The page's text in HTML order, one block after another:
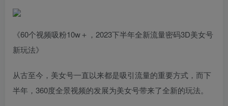
《60个视频吸粉10w＋，2023下半年全新流量密码3D美女号
新玩法》
从古至今，美女号一直以来都是吸引流量的重要方式，而下
半年，360度全景视频的发展为美女号带来了全新的玩法。